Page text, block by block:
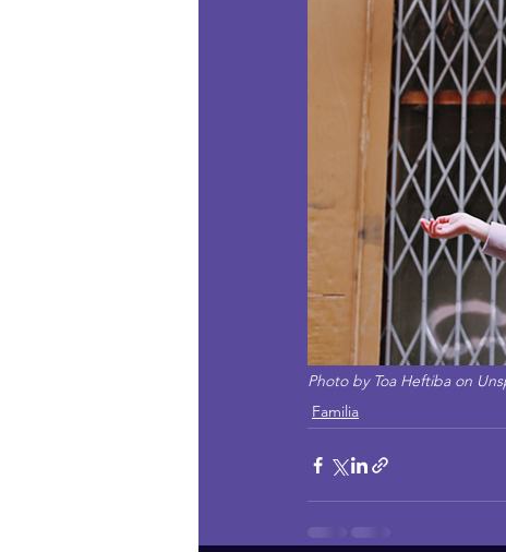
Photo by Toa Heftiba on
Familia